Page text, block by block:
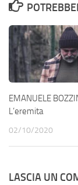
EMANUELE
L’eremita
02/10/2020
LASCIA UN